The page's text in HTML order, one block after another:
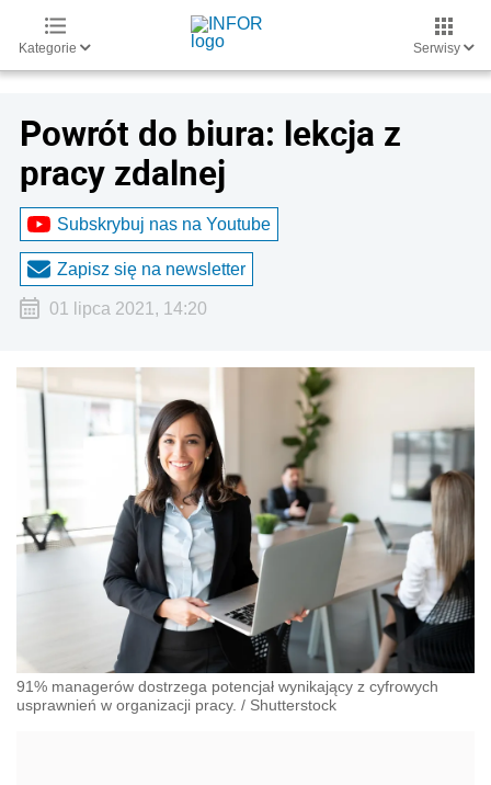
Kategorie Serwisy
Powrót do biura: lekcja z
pracy zdalnej
Subskrybuj nas na Youtube
Zapisz się na newsletter
01 lipca 2021, 14:20
91% managerów dostrzega potencjał wynikający z cyfrowych
usprawnień w organizacji pracy. / Shutterstock